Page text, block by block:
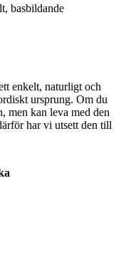
basbildande
enkelt, naturligt och
ursprung. Om du
men kan leva med den
har vi utsett den till